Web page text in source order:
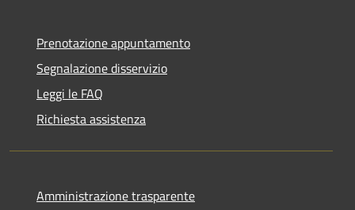
Prenotazione appuntamento
Segnalazione disservizio
Leggi le FAQ
Richiesta assistenza
Amministrazione trasparente